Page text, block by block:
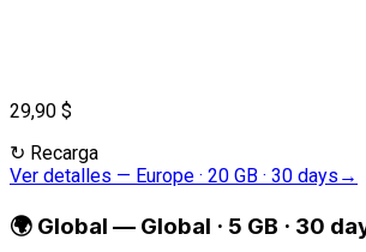
29,90 $
↻ Recarga
Ver detalles — Europe · 20 GB · 30 days →
🌍 Global — Global · 5 GB · 30